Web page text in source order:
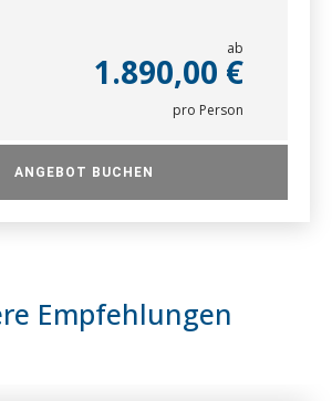
ab
1.890,00 €
pro Person
ANGEBOT BUCHEN
Empfehlungen